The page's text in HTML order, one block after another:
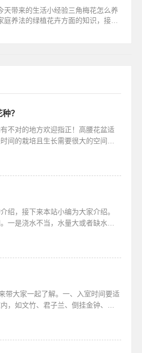
天带来的生活小经验三角梅花怎么养
庭养法的绿植花卉方面的知识，接下
？
不对的地方欢迎指正！高腰花盆适
间的栽培且生长需要很大的空间，
绍，接下来本站小编为大家介绍。
一是浇水不当，水量大或者缺水都
带大家一起了解。一、入室时间要适
，如文竹、君子兰、倒挂金钟、橡